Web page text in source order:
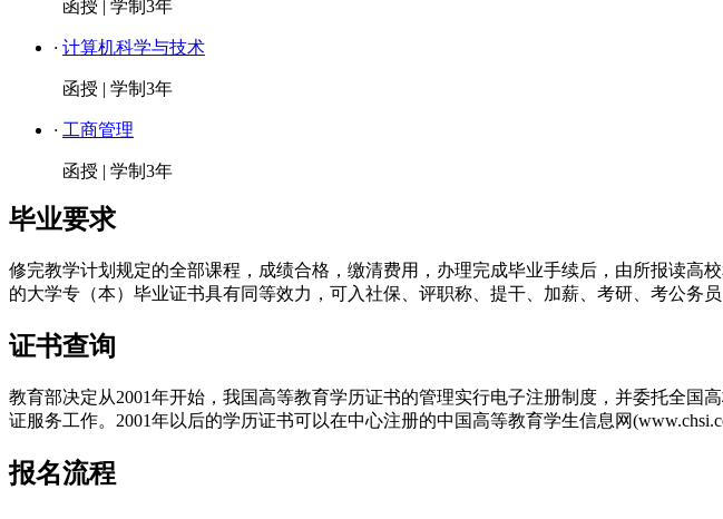
函授 | 学制3年
· 计算机科学与技术
函授 | 学制3年
· 工商管理
函授 | 学制3年
毕业要求
修完教学计划规定的全部课程，成绩合格，缴清费用，办理完成毕业手续后，由所报读
的大学专（本）毕业证书具有同等效力，可入社保、评职称、提干、加薪、考研、考公务员
证书查询
教育部决定从2001年开始，我国高等教育学历证书的管理实行电子注册制度，并委托全
证服务工作。2001年以后的学历证书可以在中心注册的中国高等教育学生信息网
报名流程